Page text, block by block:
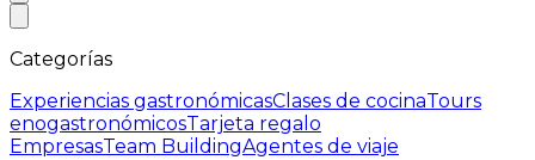
Categorías
Experiencias gastronómicasClases de cocinaTours
enogastronómicosTarjeta regalo
EmpresasTeam BuildingAgentes de viaje